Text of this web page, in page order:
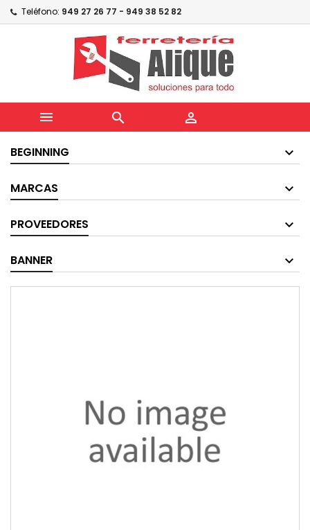
Teléfono: 949 27 26 77 - 949 38 52 82
  
BEGINNING
MARCAS
PROVEEDORES
BANNER